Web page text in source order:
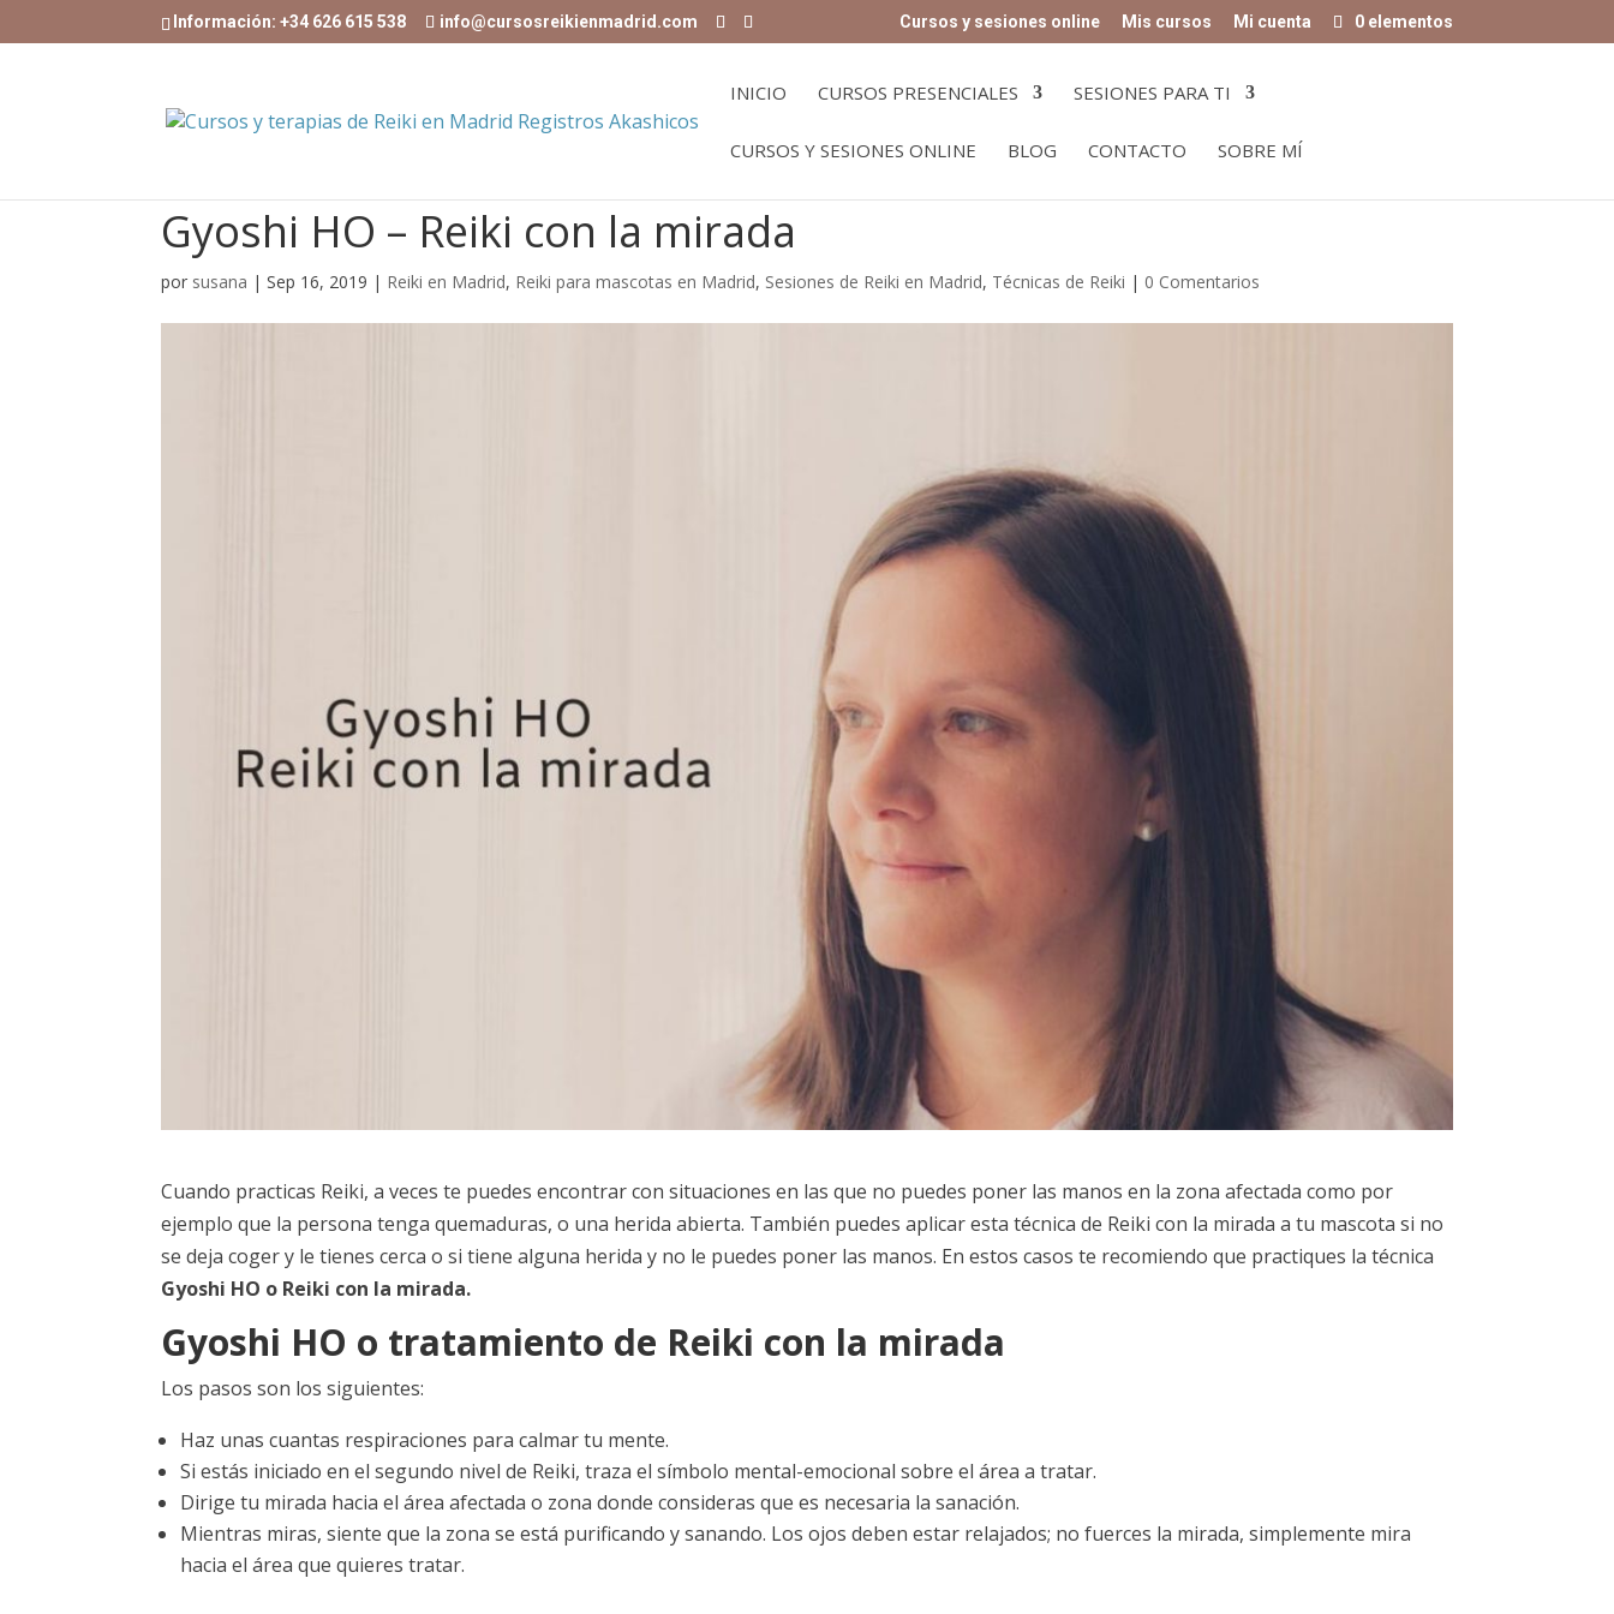
Información: +34 626 615 538 info@cursosreikienmadrid.com Cursos y sesiones online Mis cursos Mi cuenta 0 elementos
INICIO CURSOS PRESENCIALES SESIONES PARA TI
CURSOS Y SESIONES ONLINE BLOG CONTACTO SOBRE MÍ
Gyoshi HO – Reiki con la mirada
por susana |Sep 16, 2019 | Reiki en Madrid, Reiki para mascotas en Madrid, Sesiones de Reiki en Madrid, Técnicas de Reiki | 0 Comentarios
Cuando practicas Reiki, a veces te puedes encontrar con situaciones en las que no puedes poner las manos en la zona afectada como por
ejemplo que la persona tenga quemaduras, o una herida abierta. También puedes aplicar esta técnica de Reiki con la mirada a tu mascota si no
se deja coger y le tienes cerca o si tiene alguna herida y no le puedes poner las manos. En estos casos te recomiendo que practiques la técnica
Gyoshi HO o Reiki con la mirada.
Gyoshi HO o tratamiento de Reiki con la mirada
Los pasos son los siguientes:
Haz unas cuantas respiraciones para calmar tu mente.
Si estás iniciado en el segundo nivel de Reiki, traza el símbolo mental-emocional sobre el área a tratar.
Dirige tu mirada hacia el área afectada o zona donde consideras que es necesaria la sanación.
Mientras miras, siente que la zona se está purificando y sanando. Los ojos deben estar relajados; no fuerces la mirada, simplemente mira
hacia el área que quieres tratar.